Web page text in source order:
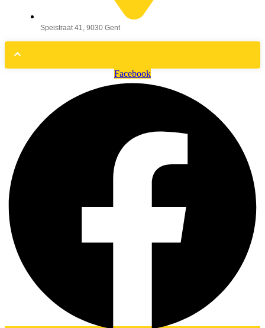
Speistraat 41, 9030 Gent
Facebook